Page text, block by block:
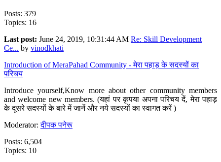
Posts: 379
Topics: 16
Last post: June 24, 2019, 10:31:44 AM Re: Skill Development
Ce... by vinodkhati
Introduction of MeraPahad Community - मेरा पहाड़ के सदस्यों का
परिचय
Introduce yourself,Know more about other community members
and welcome new members. (यहां पर कृपया अपना परिचय दें, मेरा पहाड़
के दूसरे सदस्यों के बारे में जानें और नये सदस्यों का स्वागत करें )
Moderator:दीपक पनेरू
Posts: 6,504
Topics: 10